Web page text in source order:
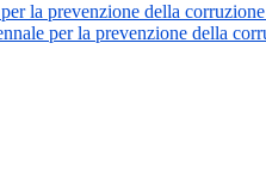
la prevenzione della
per la prevenzione della